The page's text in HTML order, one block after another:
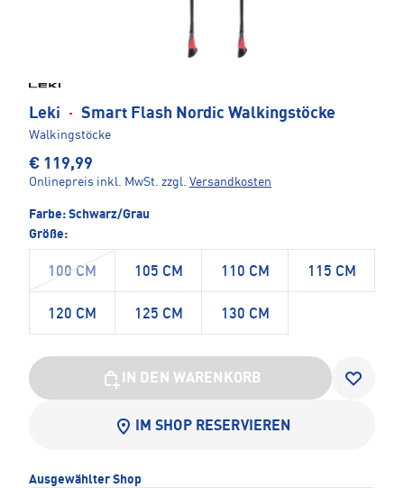
Leki · Smart Flash Nordic Walkingstöcke
Walkingstöcke
€ 119,99
Onlinepreis inkl. MwSt. zzgl. Versandkosten
Farbe: Schwarz/Grau
Größe:
100 CM 105 CM 110 CM 115 CM
120 CM 125 CM 130 CM
IN DEN WARENKORB
IM SHOP RESERVIEREN
Ausgewählter Shop